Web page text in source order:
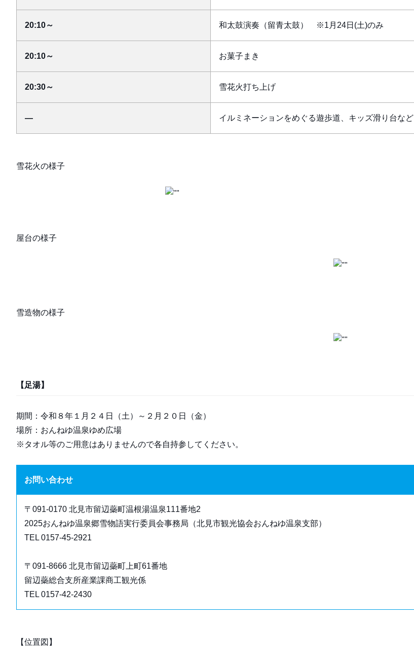
20:10～ 和太鼓演奏（留青太鼓） ※1月24日(土)のみ
20:10～ お菓子まき
20:30～ 雪花火打ち上げ
― イルミネーションをめぐる遊歩道、キッズ滑り台など
雪花火の様子
屋台の様子
雪造物の様子
【足湯】
期間：令和８年１月２４日（土）～２月２０日（金）
場所：おんねゆ温泉ゆめ広場
※タオル等のご用意はありませんので各自持参してください。
お問い合わせ
〒091-0170 北見市留辺蘂町温根湯温泉111番地2
2025おんねゆ温泉郷雪物語実行委員会事務局（北見市観光協会おんねゆ温泉支部）
TEL 0157-45-2921
〒091-8666 北見市留辺蘂町上町61番地
留辺蘂総合支所産業課商工観光係
TEL 0157-42-2430
【位置図】